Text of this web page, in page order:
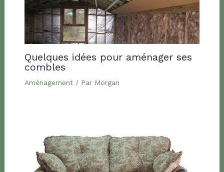
Quelques idées pour aménager ses
combles
Aménagement/ Par Morgan